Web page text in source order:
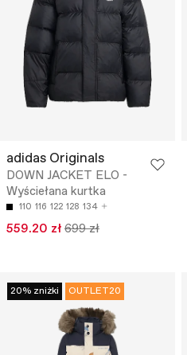
adidas Originals
DOWN JACKET ELO -
Wyściełana kurtka
110 116 122 128 134
559.20 zł 699 zł
20% zniżki OUTLET20